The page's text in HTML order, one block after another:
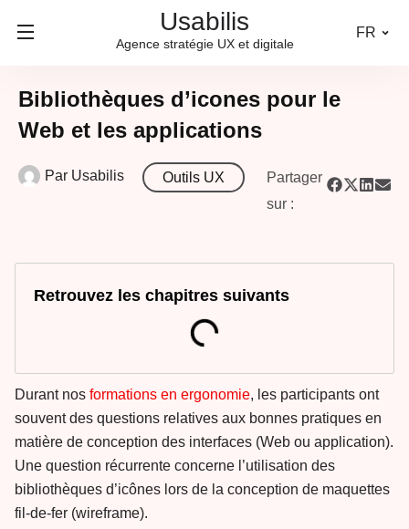
Usabilis
Agence stratégie UX et digitale
FR
Bibliothèques d’icones pour le
Web et les applications
Par Usabilis Outils UX
Partager
sur :
Retrouvez les chapitres suivants
Durant nos formations en ergonomie, les participants ont
souvent des questions relatives aux bonnes pratiques en
matière de conception des interfaces (Web ou application).
Une question récurrente concerne l’utilisation des
bibliothèques d’icônes lors de la conception de maquettes
fil-de-fer (wireframe).